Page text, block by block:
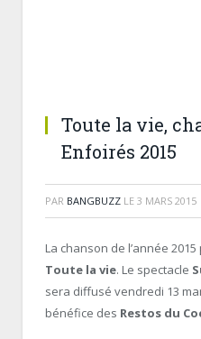
Toute la vie,
Enfoirés 2015
PAR BANGBUZZ LE 3 MARS 2015
La chanson de l’année
Toute la vie. Le spectacle
sera diffusé vendredi 13
bénéfice des Restos du